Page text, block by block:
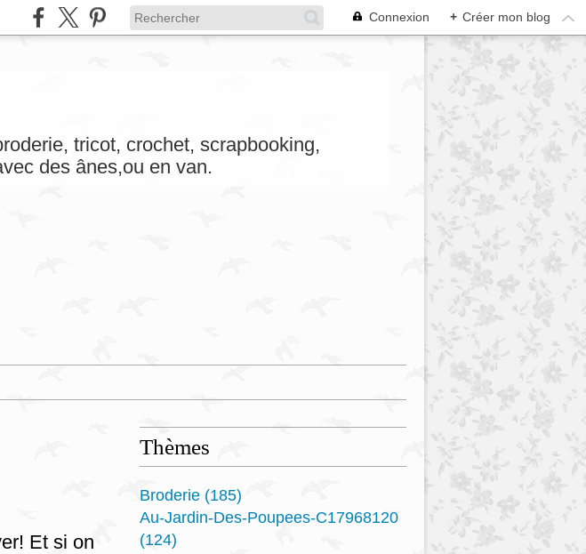
Connexion + Créer mon blog
tricot, crochet, scrapbooking,
des ânes,ou en van.
Et si on
Thèmes
Broderie (185)
Au-Jardin-Des-Poupees-C17968120
(124)